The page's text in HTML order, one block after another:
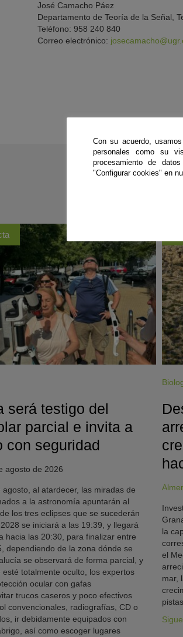
José Camacho Páez
Departamento de Teoría de la Señal,
Teléfono: 958 240 840
Correo electrónico:
será testigo del
parcial e invita a
con seguridad
agosto de 2026
agosto, al atardecer, las miradas de
a la astronomía apuntarán al
los tres eclipses que se sucederán
se iniciará a las 19:39, y llegará
hacia las 20:30, para finalizar entre
dependiendo de la zona dónde se
se observará de forma parcial, y
esté totalmente oculto, los expertos
ocular con gafas
trucos caseros y poco efectivos
convencionales, radiografías, CD o
ir debidamente equipados con
así como escoger lugares
la
el
mar,
Con su acuerdo,
personales como su
procesamiento de
"Configurar cookies" en